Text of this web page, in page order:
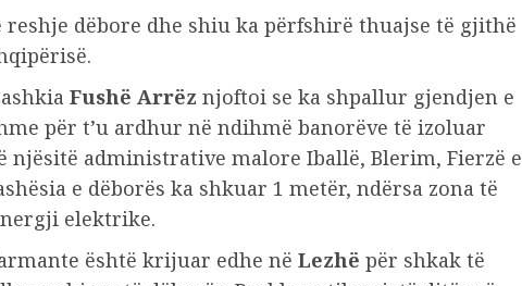
reshje dëbore dhe shiu ka përfshirë thuajse të gjithë
Fushë Arrëz njoftoi se ka shpallur gjendjen e
për t’u ardhur në ndihmë banorëve të izoluar
njësitë administrative malore Iballë, Blerim, Fierzë e
e dëborës ka shkuar 1 metër, ndërsa zona të
elektrike.
është krijuar edhe në Lezhë për shkak të